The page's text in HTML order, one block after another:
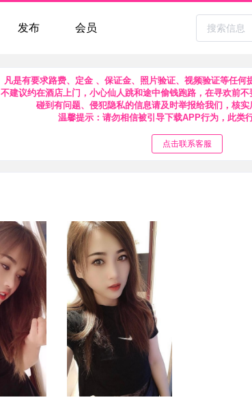
发布 会员
凡是有要求路费、定金 、保证金、照片验证、视频验证等任何
不建议约在酒店上门，小心仙人跳和途中偷钱跑路，在寻欢前不
碰到有问题、侵犯隐私的信息请及时举报给我们，核实
温馨提示：请勿相信被引导下载APP行为，此类
点击联系客服